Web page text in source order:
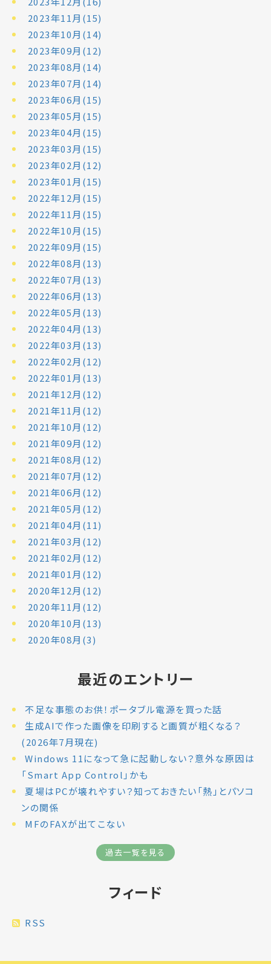
2023年11月(15)
2023年10月(14)
2023年09月(12)
2023年08月(14)
2023年07月(14)
2023年06月(15)
2023年05月(15)
2023年04月(15)
2023年03月(15)
2023年02月(12)
2023年01月(15)
2022年12月(15)
2022年11月(15)
2022年10月(15)
2022年09月(15)
2022年08月(13)
2022年07月(13)
2022年06月(13)
2022年05月(13)
2022年04月(13)
2022年03月(13)
2022年02月(12)
2022年01月(13)
2021年12月(12)
2021年11月(12)
2021年10月(12)
2021年09月(12)
2021年08月(12)
2021年07月(12)
2021年06月(12)
2021年05月(12)
2021年04月(11)
2021年03月(12)
2021年02月(12)
2021年01月(12)
2020年12月(12)
2020年11月(12)
2020年10月(13)
2020年08月(3)
最近のエントリー
不足な事態のお供！ポータブル電源を買った話
生成AIで作った画像を印刷すると画質が粗くなる？
(2026年7月現在)
Windows 11になって急に起動しない？意外な原因は
「Smart App Control」かも
夏場はPCが壊れやすい？知っておきたい「熱」とパソコ
ンの関係
MFのFAXが出てこない
過去一覧を見る
フィード
RSS